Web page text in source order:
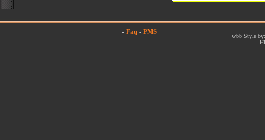
- Faq - PMS
wbb Style